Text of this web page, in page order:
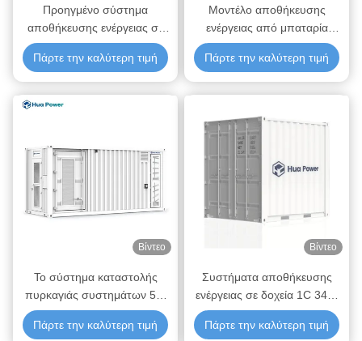
Προηγμένο σύστημα
αποθήκευσης ενέργειας σε
δοχεία για βέλτιστη διαχείριση
ενέργειας
3,01MWh/5,27MWh/7,53MWh
Πάρτε την καλύτερη τιμή
Μοντέλο αποθήκευσης
ενέργειας από μπαταρία
BESS 200kWh 120kWh
60kWh Συστήμα
αποθήκευσης ενέργειας από
ηλιακή μπαταρία All-in-one
Πάρτε την καλύτερη τιμή
Βίντεο
Το σύστημα καταστολής
πυρκαγιάς συστημάτων 50-
1000kWh ενεργειακής
αποθήκευσης
Πάρτε την καλύτερη τιμή
Βίντεο
Συστήματα αποθήκευσης
ενέργειας σε δοχεία 1C 344-
250KW/344kWh
Πάρτε την καλύτερη τιμή